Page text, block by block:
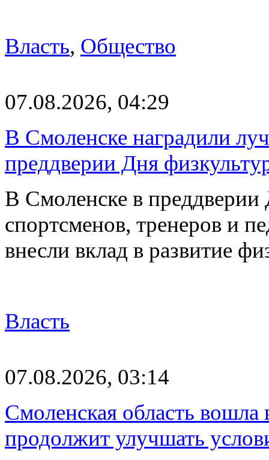
Власть, Общество
07.08.2026, 04:29
В Смоленске наградили
преддверии Дня
В Смоленске в преддверии
спортсменов, тренеров и
внесли вклад в развитие
Власть
07.08.2026, 03:14
Смоленская область
продолжит улучшать